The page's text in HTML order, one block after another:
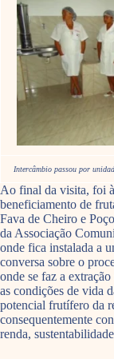
Intercâmbio passou por
Ao final da visita, foi
beneficiamento de
Fava de Cheiro e
da Associação
onde fica instalada a
conversa sobre o
onde se faz a
as condições de vida
potencial frutífero da
consequentemente
renda,